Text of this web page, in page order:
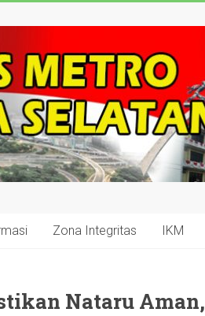
Zona Integritas IKM
Nataru Aman,